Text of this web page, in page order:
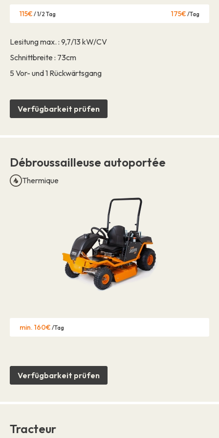
115€ / 1/2 Tag 175€ /Tag
Lesitung max. : 9,7/13 kW/CV
Schnittbreite : 73cm
5 Vor- und 1 Rückwärtsgang
Verfügbarkeit prüfen
Débroussailleuse autoportée
Thermique
min. 160€ /Tag
Verfügbarkeit prüfen
Tracteur